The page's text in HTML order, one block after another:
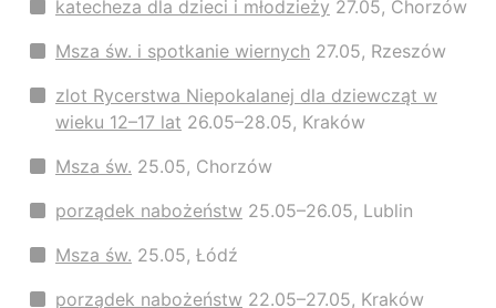
katecheza dla dzieci i młodzieży 27.05, Chorzów
Msza św. i spotkanie wiernych 27.05, Rzeszów
zlot Rycerstwa Niepokalanej dla dziewcząt w
wieku 12–17 lat 26.05–28.05, Kraków
Msza św. 25.05, Chorzów
porządek nabożeństw 25.05–26.05, Lublin
Msza św. 25.05, Łódź
porządek nabożeństw 22.05–27.05, Kraków